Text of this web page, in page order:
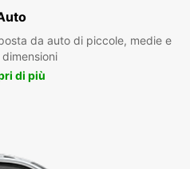
da auto di piccole, medie e
di più